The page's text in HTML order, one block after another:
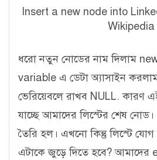
Insert a new node into
Wikipedia
ধরো নতুন নোডের নাম দিলাম
variable এ ডেটা অ্যাসাইন
ভেরিয়েবলে রাখব NULL. কারণ
যাচ্ছে আমাদের লিস্টের শেষ
তৈরি হল। এখনো কিন্তু লিস্টে যোগ
এটাকে জুড়ে দিতে হবে?